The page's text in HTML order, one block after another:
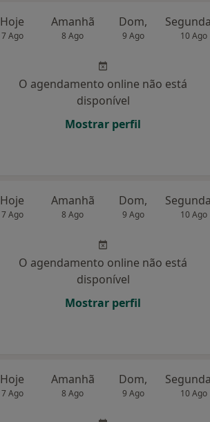
Hoje
7 Ago
Amanhã
8 Ago
Dom,
9 Ago 10 Ago
O agendamento online não está
disponível
Mostrar perfil
Hoje
7 Ago
Amanhã
8 Ago
Dom,
9 Ago 10 Ago
O agendamento online não está
disponível
Mostrar perfil
Hoje
7 Ago
Amanhã
8 Ago
Dom,
9 Ago 10 Ago